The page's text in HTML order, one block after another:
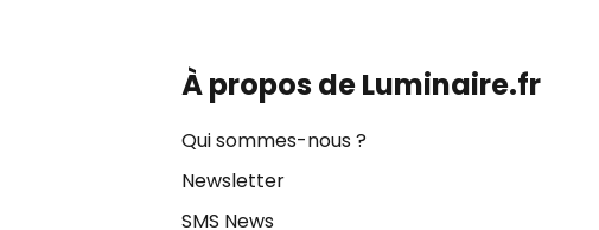
À propos de Luminaire.fr
Qui sommes-nous ?
Newsletter
SMS News